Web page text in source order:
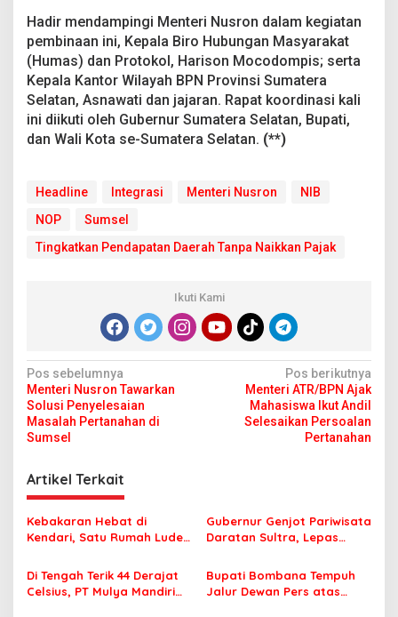
Hadir mendampingi Menteri Nusron dalam kegiatan
pembinaan ini, Kepala Biro Hubungan Masyarakat
(Humas) dan Protokol, Harison Mocodompis; serta
Kepala Kantor Wilayah BPN Provinsi Sumatera
Selatan, Asnawati dan jajaran. Rapat koordinasi kali
ini diikuti oleh Gubernur Sumatera Selatan, Bupati,
dan Wali Kota se-Sumatera Selatan. (**)
Headline Integrasi Menteri Nusron
NIB
NOP
Sumsel
Tingkatkan Pendapatan Daerah Tanpa Naikkan Pajak
Ikuti Kami
N
a
v
g
a
s
p
o
Pos sebelumnya
Menteri Nusron Tawarkan
Solusi Penyelesaian
Masalah Pertanahan di
Sumsel
Pos berikutnya
Menteri ATR/BPN Ajak
Mahasiswa Ikut Andil
Selesaikan Persoalan
Pertanahan
Artikel Terkait
Kebakaran Hebat di
Kendari, Satu Rumah Ludes
Gubernur Genjot Pariwisata
Daratan Sultra, Lepas
Tiga Kabupaten Unggulan
Di Tengah Terik 44 Derajat
Celsius, PT Mulya Mandiri
Bupati Bombana Tempuh
Jalur Dewan Pers atas